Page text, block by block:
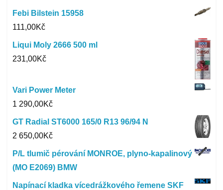
Febi Bilstein 15958
111,00Kč
Liqui Moly 2666 500 ml
231,00Kč
Vari Power Meter
1 290,00Kč
GT Radial ST6000 165/0 R13 96/94 N
2 650,00Kč
P/L tlumič pérování MONROE, plyno-kapalinový
(MO E2069) BMW
Napínací kladka vícedrážkového řemene SKF